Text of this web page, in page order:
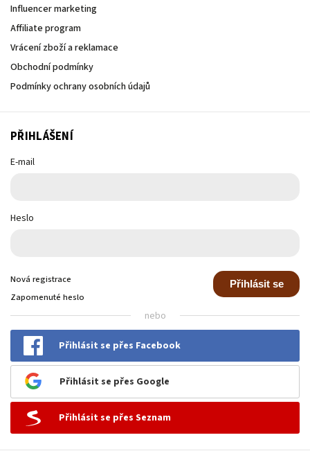
Influencer marketing
Affiliate program
Vrácení zboží a reklamace
Obchodní podmínky
Podmínky ochrany osobních údajů
PŘIHLÁŠENÍ
E-mail
Heslo
Přihlásit se
Nová registrace
Zapomenuté heslo
nebo
Přihlásit se přes Facebook
Přihlásit se přes Google
Přihlásit se přes Seznam